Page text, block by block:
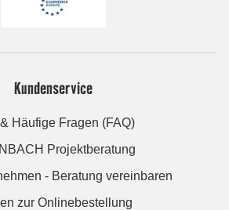
Kundenservice
Häufige Fragen (FAQ)
Projektberatung
- Beratung vereinbaren
zur Onlinebestellung